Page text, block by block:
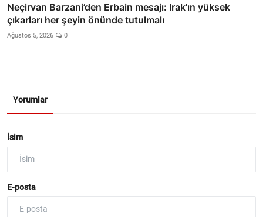
Neçirvan Barzani’den Erbain mesajı: Irak'ın yüksek
çıkarları her şeyin önünde tutulmalı
Ağustos 5, 2026 0
Yorumlar
İsim
E-posta